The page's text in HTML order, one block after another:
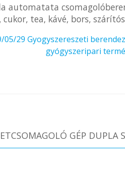
automatata
tea, kávé, bors,
05/29 Gyogyszereszeti
gyógyszeripari
GÉP DUPLA